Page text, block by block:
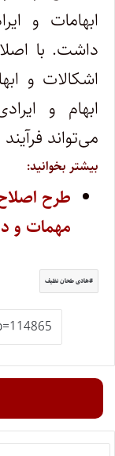
ابهامات و
داشت. با
اشکالات و
ابهام و
می‌تواند
بیشتر بخوانید:
طرح
مهمات و
هادی طحان نظیف